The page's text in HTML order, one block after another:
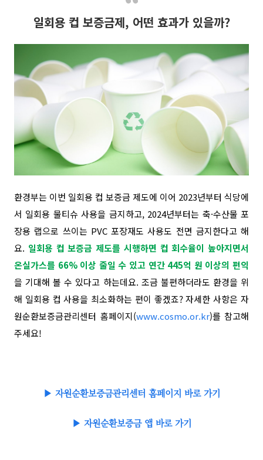
일회용 컵 보증금제, 어떤 효과가 있을까?
환경부는 이번 일회용 컵 보증금 제도에 이어 2023년부터 식당에
서 일회용 물티슈 사용을 금지하고, 2024년부터는 축·수산물 포
장용 랩으로 쓰이는 PVC 포장재도 사용도 전면 금지한다고 해
요. 일회용 컵 보증금 제도를 시행하면 컵 회수율이 높아지면서
온실가스를 66% 이상 줄일 수 있고 연간 445억 원 이상의 편익
을 기대해 볼 수 있다고 하는데요. 조금 불편하더라도 환경을 위
해 일회용 컵 사용을 최소화하는 편이 좋겠죠?자세한 사항은 자
원순환보증금관리센터 홈페이지(www.cosmo.or.kr)를 참고해
주세요!
▶ 자원순환보증금관리센터 홈페이지 바로 가기
▶ 자원순환보증금 앱 바로 가기